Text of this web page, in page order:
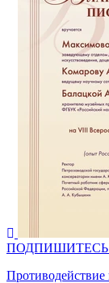
Противодействие